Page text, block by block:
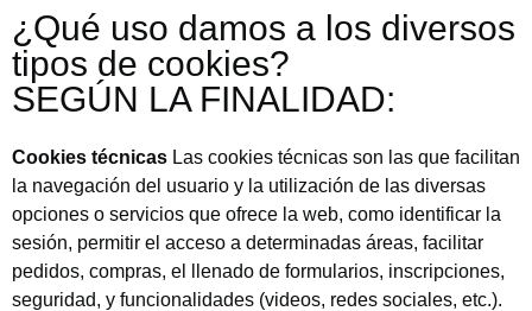
¿Qué uso damos a los diversos
tipos de cookies?
SEGÚN LA FINALIDAD:
Cookies técnicas Las cookies técnicas son las que facilitan
la navegación del usuario y la utilización de las diversas
opciones o servicios que ofrece la web, como identificar la
sesión, permitir el acceso a determinadas áreas, facilitar
pedidos, compras, el llenado de formularios, inscripciones,
seguridad, y funcionalidades (videos, redes sociales, etc.).